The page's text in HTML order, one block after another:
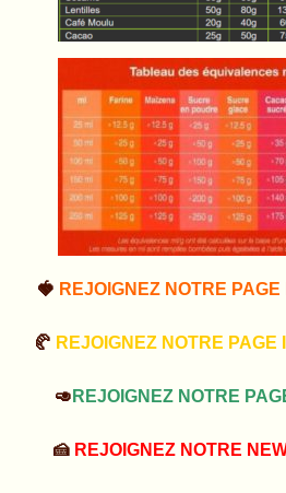
🍓 REJOIGNEZ NOTRE
🥐 REJOIGNEZ NOTRE PAGE
🥑 REJOIGNEZ NOTRE
🍰 REJOIGNEZ NOTRE